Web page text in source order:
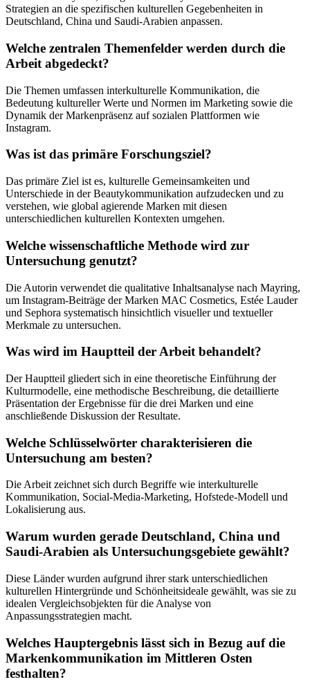
Strategien an die spezifischen kulturellen Gegebenheiten in
Deutschland, China und Saudi-Arabien anpassen.
Welche zentralen Themenfelder werden durch die
Arbeit abgedeckt?
Die Themen umfassen interkulturelle Kommunikation, die
Bedeutung kultureller Werte und Normen im Marketing sowie die
Dynamik der Markenpräsenz auf sozialen Plattformen wie
Instagram.
Was ist das primäre Forschungsziel?
Das primäre Ziel ist es, kulturelle Gemeinsamkeiten und
Unterschiede in der Beautykommunikation aufzudecken und zu
verstehen, wie global agierende Marken mit diesen
unterschiedlichen kulturellen Kontexten umgehen.
Welche wissenschaftliche Methode wird zur
Untersuchung genutzt?
Die Autorin verwendet die qualitative Inhaltsanalyse nach Mayring,
um Instagram-Beiträge der Marken MAC Cosmetics, Estée Lauder
und Sephora systematisch hinsichtlich visueller und textueller
Merkmale zu untersuchen.
Was wird im Hauptteil der Arbeit behandelt?
Der Hauptteil gliedert sich in eine theoretische Einführung der
Kulturmodelle, eine methodische Beschreibung, die detaillierte
Präsentation der Ergebnisse für die drei Marken und eine
anschließende Diskussion der Resultate.
Welche Schlüsselwörter charakterisieren die
Untersuchung am besten?
Die Arbeit zeichnet sich durch Begriffe wie interkulturelle
Kommunikation, Social-Media-Marketing, Hofstede-Modell und
Lokalisierung aus.
Warum wurden gerade Deutschland, China und
Saudi-Arabien als Untersuchungsgebiete gewählt?
Diese Länder wurden aufgrund ihrer stark unterschiedlichen
kulturellen Hintergründe und Schönheitsideale gewählt, was sie zu
idealen Vergleichsobjekten für die Analyse von
Anpassungsstrategien macht.
Welches Hauptergebnis lässt sich in Bezug auf die
Markenkommunikation im Mittleren Osten
festhalten?